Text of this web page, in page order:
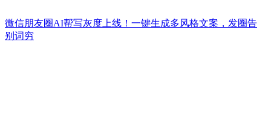
微信朋友圈AI帮写灰度上线！一键生成多风格文案，发圈告
别词穷